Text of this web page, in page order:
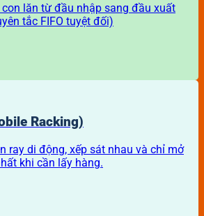
lăn từ đầu nhập sang đầu xuất
tắc FIFO tuyệt đối)
Racking)
ray di động, xếp sát nhau và chỉ mở
khi cần lấy hàng.